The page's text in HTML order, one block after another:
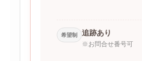
希望制 追跡あり
※お問合せ番号可